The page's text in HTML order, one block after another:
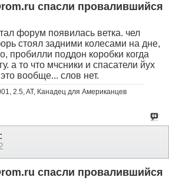
спасли провалившийся
форум появилась ветка. чел
стоял задними колесами на дне,
пробилли поддон коробки когда
а то что мчсники и спасатели йух
вообще... слов нет.
2.5, AT, Канадец для Американцев
спасли провалившийся